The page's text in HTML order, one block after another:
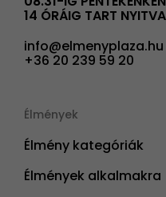
14 ÓRÁIG TART
info@elmenyplaza.hu
+36 20 239 59 20
Élmények
Élmény kategóriák
Élmények alkalmakra